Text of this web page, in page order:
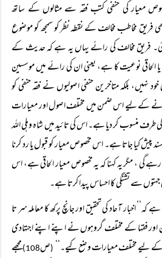
معیار کی حنفی کتب فقہ سے مثالوں کے ساتھ
فریق مخاطب مخالف کے نقطہ نظر کو سمجھ کو موضوع
فریق مخالف کی رائے یہاں یہ ہے کہ حدیث کے
الحاقی نوعیت کا ہے، یعنی ان کی رائے میں موسسین
نہیں، بلکہ متاخرین حنفی اصولیوں نے فقہ حنفی کو
کے لیے اس ضمن میں مختلف اصول اور معیارات
طرف منسوب کر دیا ہے۔ اس کی تائید میں شاہ وہلی اللہ
پیش کیا جاتا ہے۔ اس مخصوص معیار کو قبول یا رد کرنا
، مگر یہ کہنا کہ یہ مخصوص معیار الحاقی ہے، اس
سے تشنگی کا احساس پیدا کرتا ہے۔
اخبار آحاد کی تحقیق اور جانچ پرکھ کا معاملہ سر تا
اور فقہا کے مختلف گروہوں نے اپنے اپنے اجتہادی
لیے مختلف معیارات وضع کیے۔‘‘
(ص108) مجھے